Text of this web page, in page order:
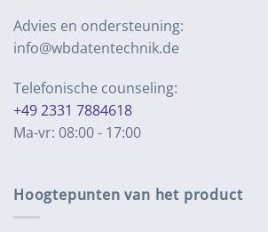
Advies en ondersteuning:
info@wbdatentechnik.de
Telefonische counseling:
+49 2331 7884618
Ma-vr: 08:00 - 17:00
Hoogtepunten van het product